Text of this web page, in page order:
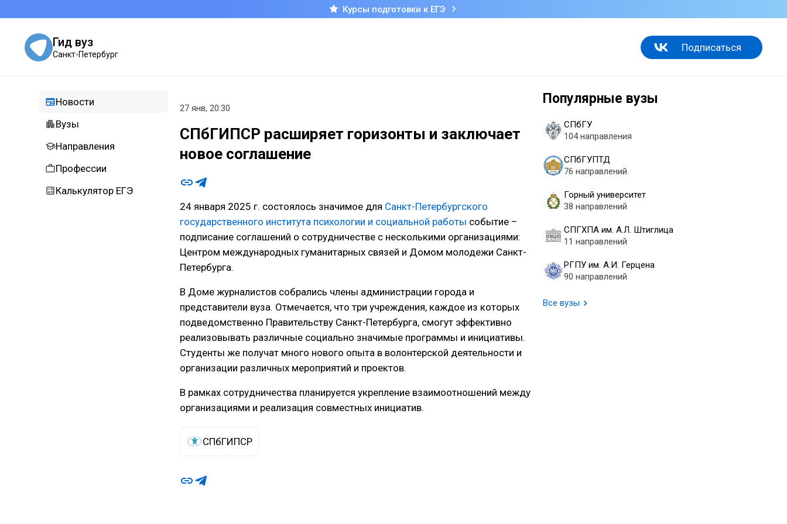
Курсы подготовки к ЕГЭ
Гид вуз
Санкт-Петербург
Подписаться
Новости
Вузы
Направления
Профессии
Калькулятор ЕГЭ
Популярные вузы
СПбГУ
104 направления
СПбГУПТД
76 направлений
Горный университет
38 направлений
СПГХПА им. А.Л. Штиглица
11 направлений
РГПУ им. А.И. Герцена
90 направлений
Все вузы
27 янв, 20:30
СПбГИПСР расширяет горизонты и заключает
новое соглашение
24 января 2025 г. состоялось значимое для Санкт-Петербургского
государственного института психологии и социальной работы событие –
подписание соглашений о сотрудничестве с несколькими организациями:
Центром международных гуманитарных связей и Домом молодежи Санкт-
Петербурга.
В Доме журналистов собрались члены администрации города и
представители вуза. Отмечается, что три учреждения, каждое из которых
подведомственно Правительству Санкт-Петербурга, смогут эффективно
реализовывать различные социально значимые программы и инициативы.
Студенты же получат много нового опыта в волонтерской деятельности и
организации различных мероприятий и проектов.
В рамках сотрудничества планируется укрепление взаимоотношений между
организациями и реализация совместных инициатив.
СПбГИПСР